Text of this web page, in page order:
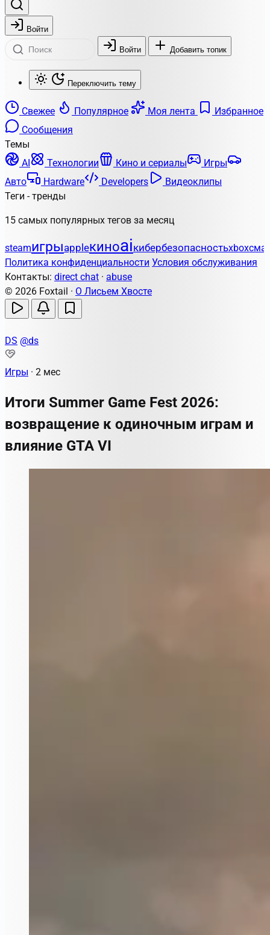
Войти
Войти Добавить топик
Переключить тему
Свежее Популярное Моя лента
Избранное
Сообщения
Темы
AI
Технологии Кино и сериалы
Игры
Авто
Hardware Developers
Видеоклипы
Теги - тренды
15 самых популярных тегов за месяц
steamигрыappleкиноaiкибербезопасностьxbox
Политика конфиденциальности Условия обслуживания
Контакты: direct chat · abuse
© 2026 Foxtail · О Лисьем Хвосте
DS @ds
Игры · 2 мес
Итоги Summer Game Fest 2026:
возвращение к одиночным играм и
влияние GTA VI